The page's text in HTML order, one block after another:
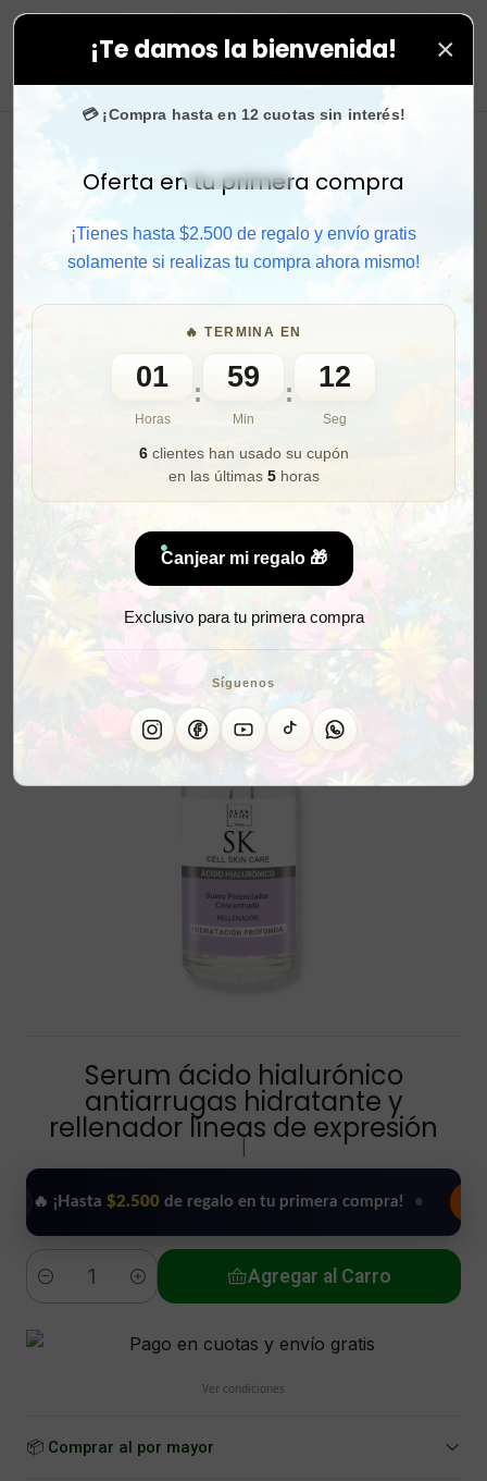
¡Te damos la bienvenida! ×
💳 ¡Compra hasta en 12 cuotas sin interés!
Activar sonido
Oferta en tu primera compra
¡Tienes hasta $2.500 de regalo y envío gratis
solamente si realizas tu compra ahora mismo!
🔥 TERMINA EN
01
Horas
: 59
Min
: 10
Seg
6clientes han usado su cupón
en las últimas 5horas
Canjear mi regalo 🎁
Exclusivo para tu primera compra
Síguenos
confían en nosotros.•¡SOLO POR HOY! 🚚
Serum ácido hialurónico
antiarrugas hidratante y
rellenador líneas de expresión
$2.500 de regalo en tu primera compra! • Usar mi
Cantidad
Agregar al Carro
Ver condiciones
📦 Comprar al por mayor